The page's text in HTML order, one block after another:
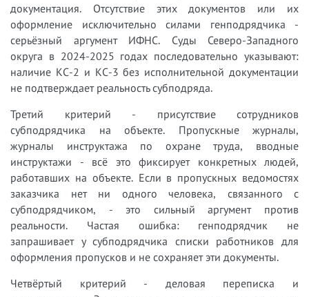
документация. Отсутствие этих документов или их
оформление исключительно силами генподрядчика -
серьёзный аргумент ИФНС. Суды Северо-Западного
округа в 2024-2025 годах последовательно указывают:
наличие КС-2 и КС-3 без исполнительной документации
не подтверждает реальность субподряда.
Третий критерий - присутствие сотрудников
субподрядчика на объекте. Пропускные журналы,
журналы инструктажа по охране труда, вводные
инструктажи - всё это фиксирует конкретных людей,
работавших на объекте. Если в пропускных ведомостях
заказчика нет ни одного человека, связанного с
субподрядчиком, - это сильный аргумент против
реальности. Частая ошибка: генподрядчик не
запрашивает у субподрядчика списки работников для
оформления пропусков и не сохраняет эти документы.
Четвёртый критерий - деловая переписка и